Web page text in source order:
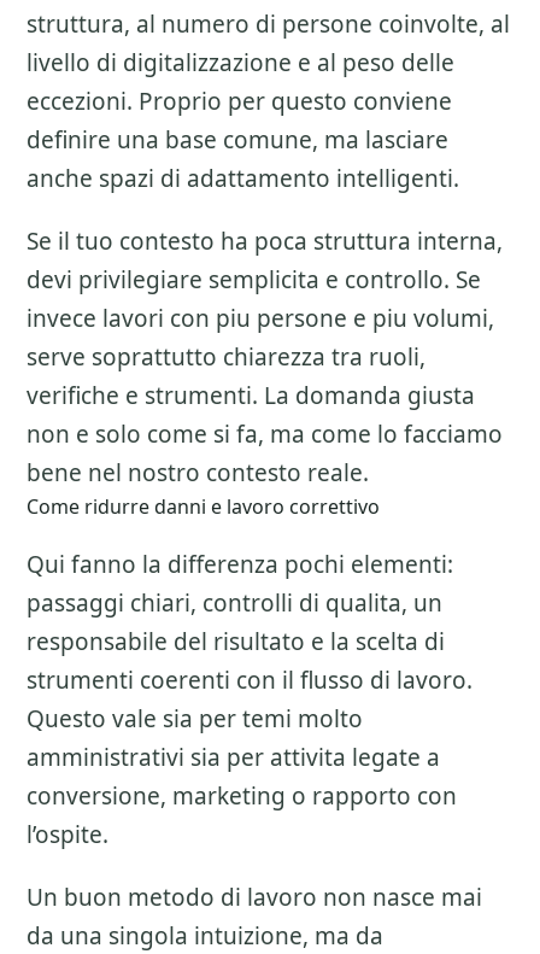
struttura, al numero di persone coinvolte, al
livello di digitalizzazione e al peso delle
eccezioni. Proprio per questo conviene
definire una base comune, ma lasciare
anche spazi di adattamento intelligenti.
Se il tuo contesto ha poca struttura interna,
devi privilegiare semplicita e controllo. Se
invece lavori con piu persone e piu volumi,
serve soprattutto chiarezza tra ruoli,
verifiche e strumenti. La domanda giusta
non e solo come si fa, ma come lo facciamo
bene nel nostro contesto reale.
Come ridurre danni e lavoro correttivo
Qui fanno la differenza pochi elementi:
passaggi chiari, controlli di qualita, un
responsabile del risultato e la scelta di
strumenti coerenti con il flusso di lavoro.
Questo vale sia per temi molto
amministrativi sia per attivita legate a
conversione, marketing o rapporto con
l’ospite.
Un buon metodo di lavoro non nasce mai
da una singola intuizione, ma da